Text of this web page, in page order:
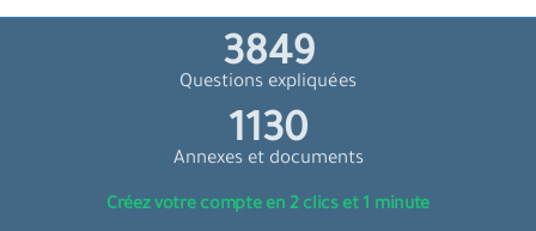
4230
Questions expliquées
1242
Annexes et documents
Créez votre compte en 2 clics et 1 minute